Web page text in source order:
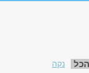
הכל
נקה